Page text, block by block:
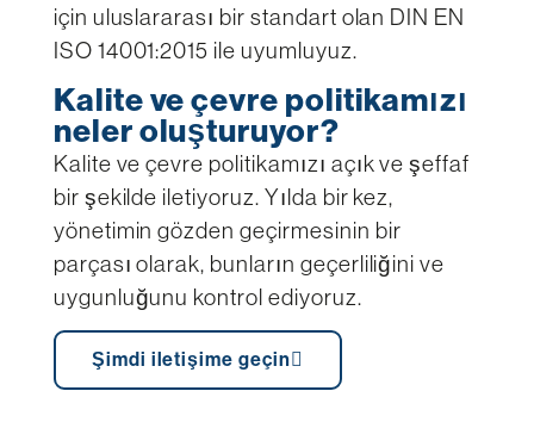
için uluslararası bir standart olan DIN EN
ISO 14001:2015 ile uyumluyuz.
Kalite ve çevre politikamızı
neler oluşturuyor?
Kalite ve çevre politikamızı açık ve şeffaf
bir şekilde iletiyoruz. Yılda bir kez,
yönetimin gözden geçirmesinin bir
parçası olarak, bunların geçerliliğini ve
uygunluğunu kontrol ediyoruz.
Şimdi iletişime geçin